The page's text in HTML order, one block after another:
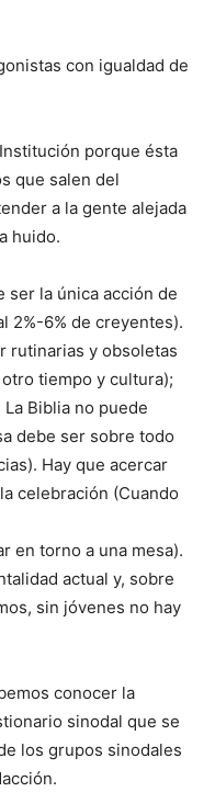
con igualdad de
porque ésta
que salen del
a la gente alejada
huido.
ser la única acción de
2%-6% de creyentes).
rutinarias y obsoletas
tiempo y cultura);
Biblia no puede
debe ser sobre todo
Hay que acercar
celebración (Cuando
en torno a una mesa).
actual y, sobre
sin jóvenes no hay
conocer la
sinodal que se
los grupos sinodales